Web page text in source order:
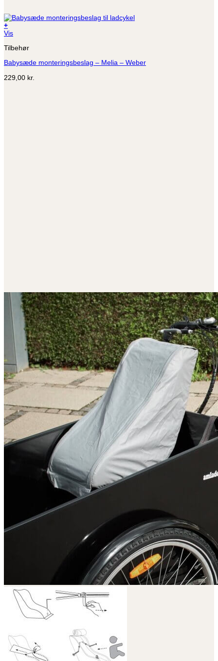
+
Vis
Tilbehør
Babysæde monteringsbeslag – Melia – Weber
229,00 kr.